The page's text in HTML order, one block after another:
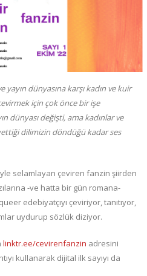
dünyasına karşı kadın ve kuir
için çok önce bir işe
dünyası değişti, ama kadınlar ve
dilimizin döndüğü kadar ses
selamlayan çeviren fanzin şiirden
-ve hatta bir gün romana-
edebiyatçıyı çeviriyor, tanıtıyor,
uydurup sözlük diziyor.
linktr.ee/cevirenfanzin adresini
kullanarak dijital ilk sayıyı da